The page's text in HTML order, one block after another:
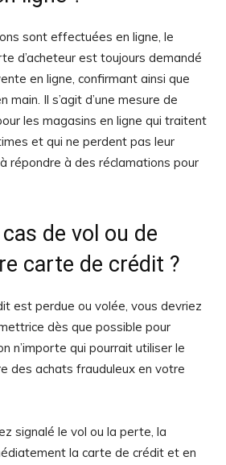
sont effectuées en ligne, le
d’acheteur est toujours demandé
en ligne, confirmant ainsi que
main. Il s’agit d’une mesure de
les magasins en ligne qui traitent
et qui ne perdent pas leur
répondre à des réclamations pour
de vol ou de
carte de crédit ?
est perdue ou volée, vous devriez
dès que possible pour
n’importe qui pourrait utiliser le
des achats frauduleux en votre
signalé le vol ou la perte, la
la carte de crédit et en